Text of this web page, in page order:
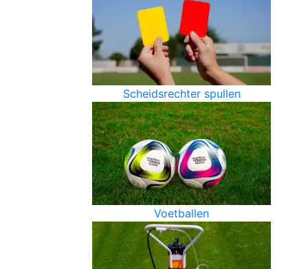
Scheidsrechter spullen
Voetballen